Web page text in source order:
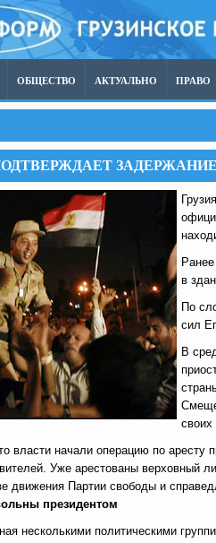
ОБЩЕСТВО АКТУАЛЬНО ПРАВО
в
По
сил
В
своих
власти начали операцию по
Уже арестованы
движения Партии свободы и
президентом
несколькими политическими